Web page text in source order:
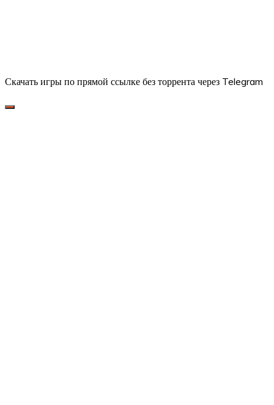
Скачать игры по прямой ссылке без торрента через Telegram